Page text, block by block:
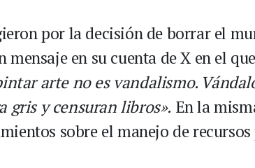
por la decisión de borrar el
en su cuenta de X en el
arte no es vandalismo.
gris y censuran libros». En la
sobre el manejo de